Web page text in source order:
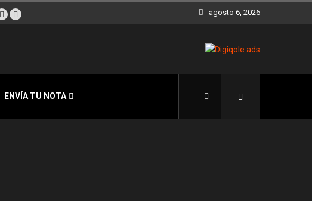
agosto 6, 2026
ENVÍA TU NOTA